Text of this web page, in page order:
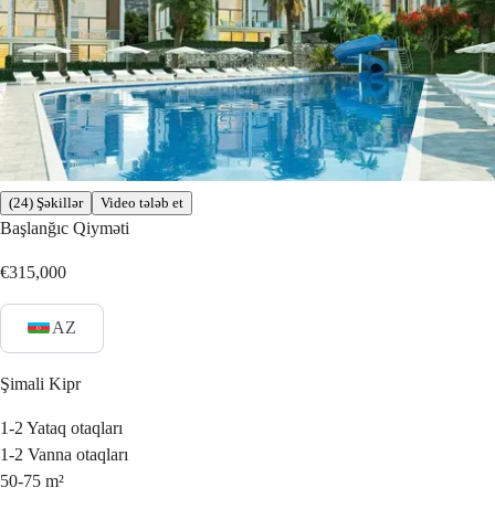
(24) Şəkillər Video tələb et
Başlanğıc Qiyməti
€315,000
AZ
Şimali Kipr
1-2 Yataq otaqları
1-2 Vanna otaqları
50-75 m²